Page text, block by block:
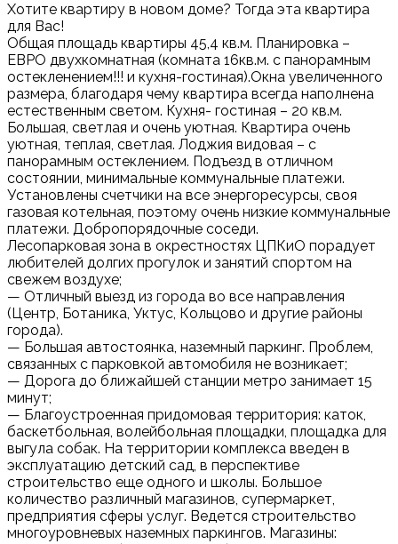
Хотите квартиру в новом доме? Тогда эта квартира
для Вас!
Общая площадь квартиры 45,4 кв.м. Планировка –
ЕВРО двухкомнатная (комната 16кв.м. с панорамным
остекленением!!! и кухня-гостиная).Окна увеличенного
размера, благодаря чему квартира всегда наполнена
естественным светом. Кухня- гостиная – 20 кв.м.
Большая, светлая и очень уютная. Квартира очень
уютная, теплая, светлая. Лоджия видовая – с
панорамным остеклением. Подъезд в отличном
состоянии, минимальные коммунальные платежи.
Установлены счетчики на все энергоресурсы, своя
газовая котельная, поэтому очень низкие коммунальные
платежи. Добропорядочные соседи.
Лесопарковая зона в окрестностях ЦПКиО порадует
любителей долгих прогулок и занятий спортом на
свежем воздухе;
— Отличный выезд из города во все направления
(Центр, Ботаника, Уктус, Кольцово и другие районы
города).
— Большая автостоянка, наземный паркинг. Проблем,
связанных с парковкой автомобиля не возникает;
— Дорога до ближайшей станции метро занимает 15
минут;
— Благоустроенная придомовая территория: каток,
баскетбольная, волейбольная площадки, площадка для
выгула собак. На территории комплекса введен в
эксплуатацию детский сад, в перспективе
строительство еще одного и школы. Большое
количество различный магазинов, супермаркет,
предприятия сферы услуг. Ведется строительство
многоуровневых наземных паркингов. Магазины: